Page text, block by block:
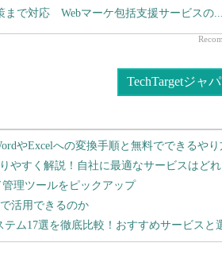
まで対応 Webマーケ包括支援サービスの...
TechTargetジャ
やExcelへの変換手順と無料でできるや
やすく解説！自社に最適なサービスはどれ
理ツールをピックアップ
活用できるのか
テム17選を徹底比較！おすすめサービスと